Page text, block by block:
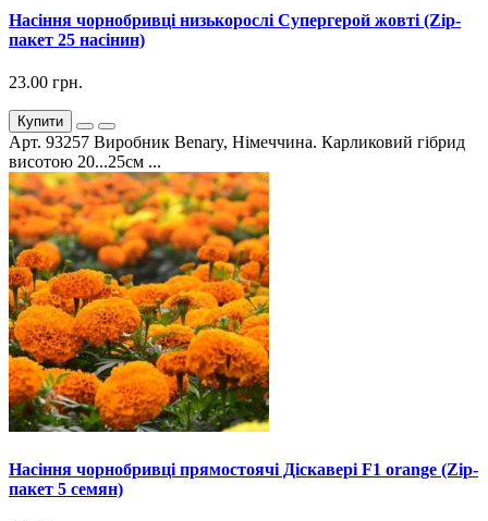
Насіння чорнобривці низькорослі Супергерой жовті (Zip-
пакет 25 насінин)
23.00 грн.
Купити
Арт. 93257 Виробник Benary, Німеччина. Карликовий гібрид
висотою 20...25см ...
Насіння чорнобривці прямостоячі Діскавері F1 orange (Zip-
пакет 5 семян)